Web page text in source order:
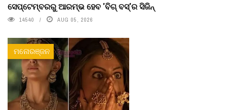
ସେପ୍ଟେମ୍ବରରୁ ଆରମ୍ଭ ହେବ 'ବିଗ୍ ବସ୍'ର ସିଜିନ୍
14540 AUG 05, 2026
ମନୋରଞ୍ଜନ